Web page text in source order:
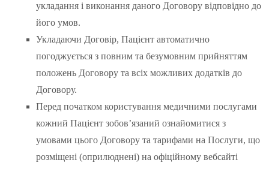
укладання і виконання даного Договору відповідно до
його умов.
Укладаючи Договір, Пацієнт автоматично
погоджується з повним та безумовним прийняттям
положень Договору та всіх можливих додатків до
Договору.
Перед початком користування медичними послугами
кожний Пацієнт зобов’язаний ознайомитися з
умовами цього Договору та тарифами на Послуги, що
розміщені (оприлюднені) на офіційному вебсайті